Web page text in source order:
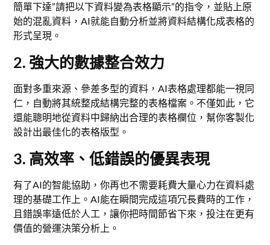
簡單下達”請把以下資料變為表格顯示”的指令，並貼上原
始的混亂資料，AI就能自動分析並將資料結構化成表格的
形式呈現。
2. 強大的數據整合效力
面對多重來源、參差多型的資料，AI表格處理都能一視同
仁，自動將其統整成結構完整的表格檔案。不僅如此，它
還能聰明地從資料中歸納出合理的表格欄位，幫你客製化
設計出最佳化的表格版型。
3. 高效率、低錯誤的優異表現
有了AI的智能協助，你再也不需要耗費大量心力在資料處
理的基礎工作上。AI能在瞬間完成這項冗長費時的工作，
且錯誤率遠低於人工，讓你把時間節省下來，投注在更有
價值的營運決策分析上。